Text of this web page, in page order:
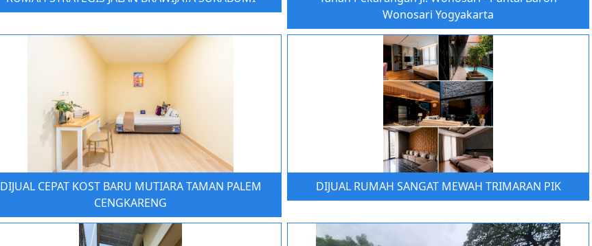
Wonosari Yogyakarta
DIJUAL CEPAT KOST BARU MUTIARA TAMAN PALEM
CENGKARENG
DIJUAL RUMAH SANGAT MEWAH TRIMARAN PIK